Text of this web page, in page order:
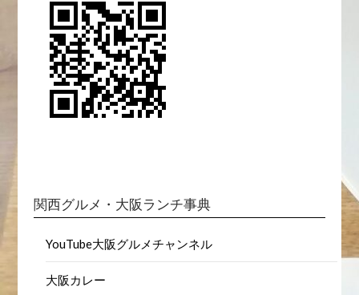
関西グルメ・大阪ランチ事典
YouTube大阪グルメチャンネル
大阪カレー